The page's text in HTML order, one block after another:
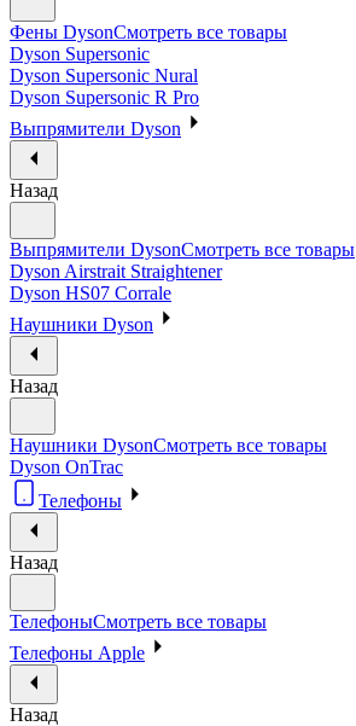
Фены DysonСмотреть все товары
Dyson Supersonic
Dyson Supersonic Nural
Dyson Supersonic R Pro
Выпрямители Dyson
Назад
Выпрямители DysonСмотреть все товары
Dyson Airstrait Straightener
Dyson HS07 Corrale
Наушники Dyson
Назад
Наушники DysonСмотреть все товары
Dyson OnTrac
Телефоны
Назад
ТелефоныСмотреть все товары
Телефоны Apple
Назад